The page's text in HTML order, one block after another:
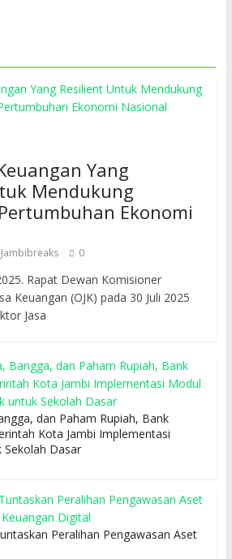
Yang
Mendukung
Ekonomi
Jambibreaks 0
Rapat Dewan Komisioner
Keuangan (OJK) pada 30 Juli 2025
Jasa
dan Paham Rupiah, Bank
Kota Jambi Implementasi
Dasar
Peralihan Pengawasan Aset